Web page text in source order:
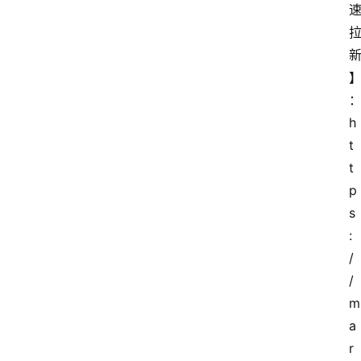
速
拉
新
】
：
h
t
t
p
s
:
/
/
m
a
r